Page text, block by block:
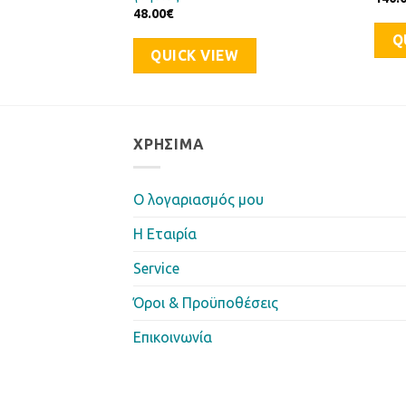
48.00€
QUICK VIEW
ΧΡΉΣΙΜΑ
Ο λογαριασμός μου
Η Eταιρία
Service
Όροι & Προϋποθέσεις
Επικοινωνία